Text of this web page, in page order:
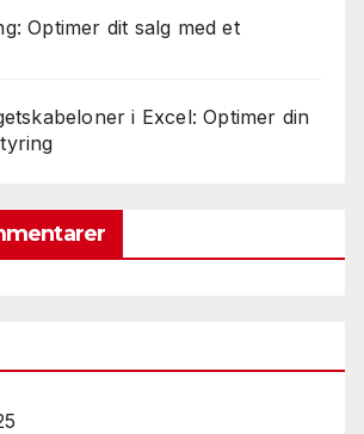
Optimer dit salg med et
i Excel: Optimer din